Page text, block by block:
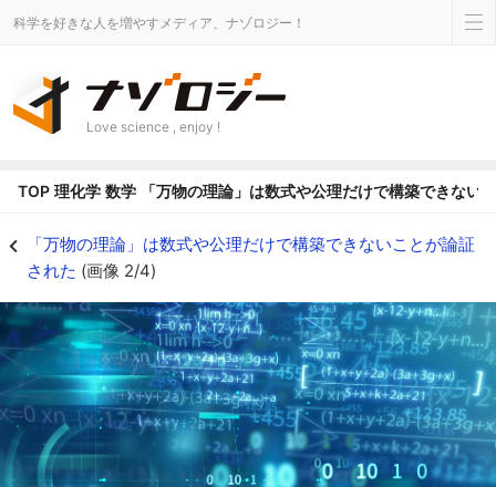
科学を好きな人を増やすメディア、ナゾロジー！
Love science , enjoy !
TOP 理化学 数学 「万物の理論」は数式や公理だけで構築できない
「万物の理論」は数式や公理だけで構築できないことが論証
された (画像 2/4)